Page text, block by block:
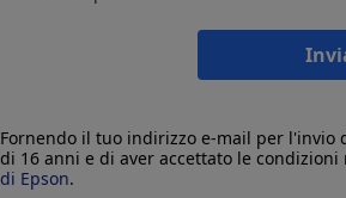
Fornendo il tuo indirizzo e-mail per l'invio
di 16 anni e di aver accettato le
di Epson.